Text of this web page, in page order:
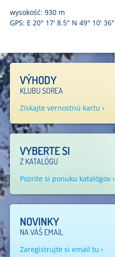
wysokość: 930 m
GPS: E 20° 17' 8.5" N 49° 10' 36"
VÝHODY
KLUBU SOREA
Získajte vernostnú kartu ›
VYBERTE SI
Z KATALÓGU
Pozrite si ponuku katalógov ›
NOVINKY
NA VÁŠ EMAIL
Zaregistrujte si email tu ›